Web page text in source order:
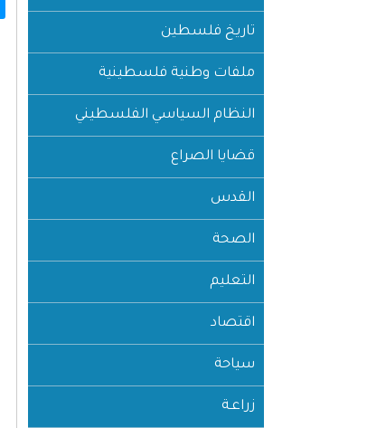
تاريخ فلسطين
ملفات وطنية فلسطينية
النظام السياسي الفلسطيني
قضايا الصراع
القدس
الصحة
التعليم
اقتصاد
سياحة
زراعـة